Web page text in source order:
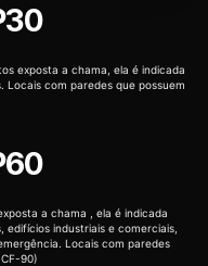
exposta a chama, ela é indicada
Locais com paredes que possuem
a chama , ela é indicada
industriais e comerciais,
Locais com paredes
90)